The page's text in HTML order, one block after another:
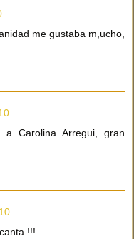
me gustaba m,ucho,
Carolina Arregui, gran
!!!